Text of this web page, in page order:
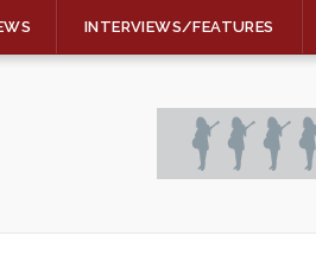
INTERVIEWS/FEATURES